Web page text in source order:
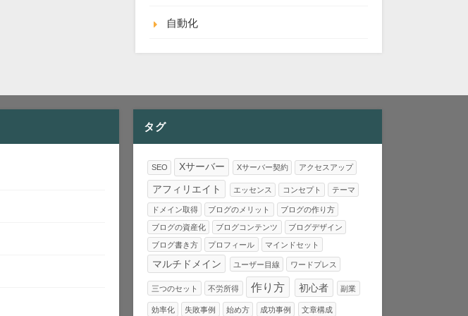
自動化
タグ
SEO Xサーバー Xサーバー契約 アクセスアップ
アフィリエイト エッセンス コンセプト テーマ
ドメイン取得 ブログのメリット ブログの作り方
ブログの資産化 ブログコンテンツ ブログデザイン
ブログ書き方 プロフィール マインドセット
マルチドメイン ユーザー目線 ワードプレス
三つのセット 不労所得 作り方 初心者 副業
効率化 失敗事例 始め方 成功事例 文章構成